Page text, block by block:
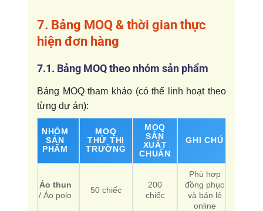
7. Bảng MOQ & thời gian thực
hiện đơn hàng
7.1. Bảng MOQ theo nhóm sản phẩm
Bảng MOQ tham khảo (có thể linh hoạt theo
từng dự án):
NHÓM
SẢN
PHẨM
MOQ
THỬ THỊ
TRƯỜNG
MOQ
SẢN
XUẤT
CHUẨN
GHI CHÚ
Áo thun
/ Áo polo
50 chiếc
200
chiếc
Phù hợp
đồng phục
và bán lẻ
online